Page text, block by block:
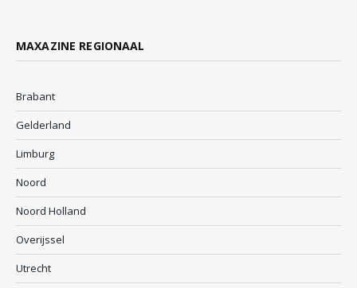
MAXAZINE REGIONAAL
Brabant
Gelderland
Limburg
Noord
Noord Holland
Overijssel
Utrecht